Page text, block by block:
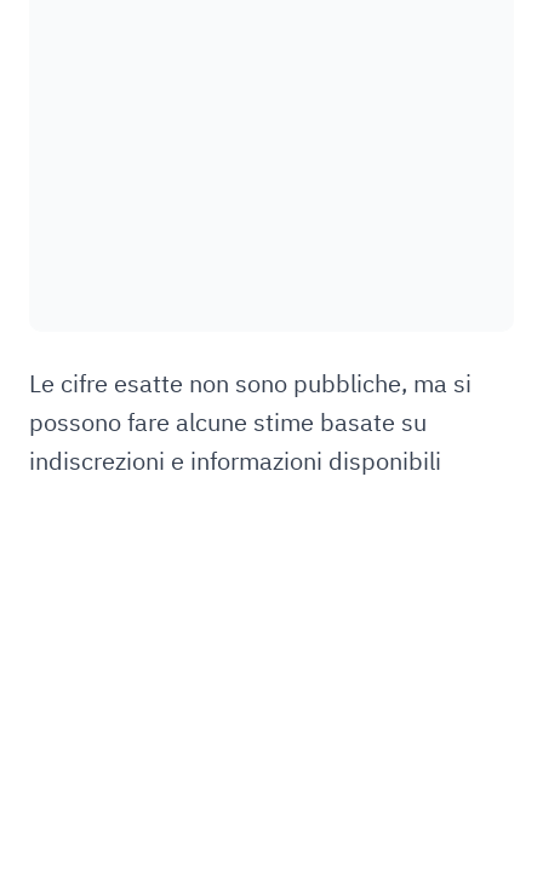
Le cifre esatte non sono pubbliche, ma si
possono fare alcune stime basate su
indiscrezioni e informazioni disponibili